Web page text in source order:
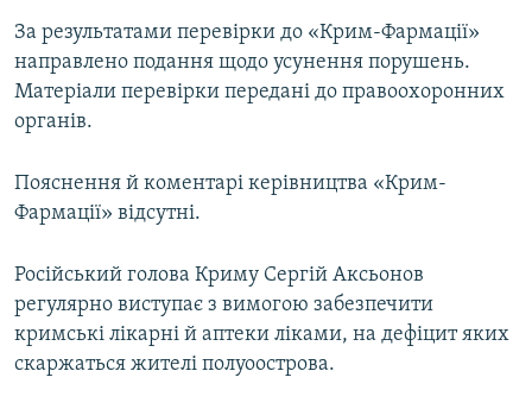
За результатами перевірки до «Крим-Фармації»
направлено подання щодо усунення порушень.
Матеріали перевірки передані до правоохоронних
органів.
Пояснення й коментарі керівництва «Крим-
Фармації» відсутні.
Російський голова Криму Сергій Аксьонов
регулярно виступає з вимогою забезпечити
кримські лікарні й аптеки ліками, на дефіцит яких
скаржаться жителі полуоострова.